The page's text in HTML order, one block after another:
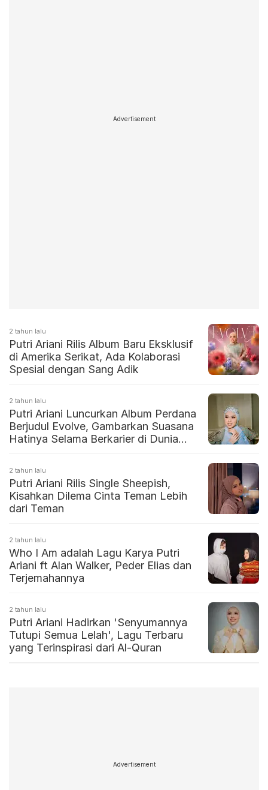
Advertisement
2 tahun lalu
Putri Ariani Rilis Album Baru Eksklusif
di Amerika Serikat, Ada Kolaborasi
Spesial dengan Sang Adik
2 tahun lalu
Putri Ariani Luncurkan Album Perdana
Berjudul Evolve, Gambarkan Suasana
Hatinya Selama Berkarier di Dunia
2 tahun lalu
Putri Ariani Rilis Single Sheepish,
Kisahkan Dilema Cinta Teman Lebih
dari Teman
2 tahun lalu
Who I Am adalah Lagu Karya Putri
Ariani ft Alan Walker, Peder Elias dan
Terjemahannya
2 tahun lalu
Putri Ariani Hadirkan 'Senyumannya
Tutupi Semua Lelah', Lagu Terbaru
yang Terinspirasi dari Al-Quran
Advertisement